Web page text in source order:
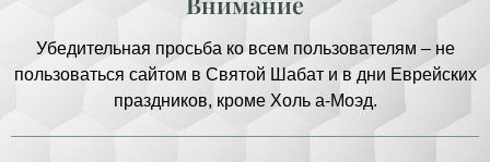
Убедительная просьба ко всем пользователям – не
пользоваться сайтом в Святой Шабат и в дни Еврейских
праздников, кроме Холь а-Моэд.